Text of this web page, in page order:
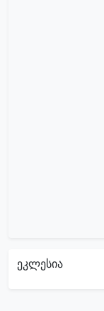
ეკლესია